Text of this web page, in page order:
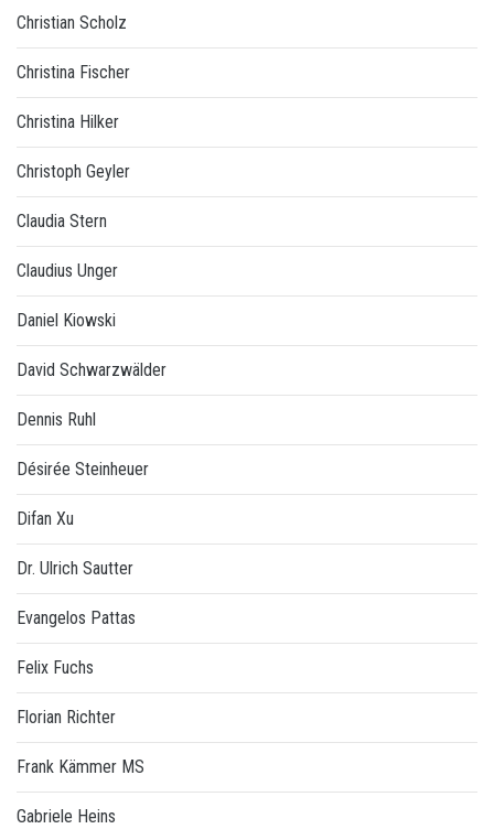
Christian Scholz
Christina Fischer
Christina Hilker
Christoph Geyler
Claudia Stern
Claudius Unger
Daniel Kiowski
David Schwarzwälder
Dennis Ruhl
Désirée Steinheuer
Difan Xu
Dr. Ulrich Sautter
Evangelos Pattas
Felix Fuchs
Florian Richter
Frank Kämmer MS
Gabriele Heins